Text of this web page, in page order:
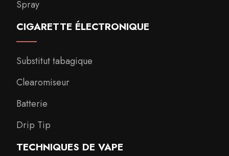
Spray
CIGARETTE ÉLECTRONIQUE
Substitut tabagique
Clearomiseur
Batterie
Drip Tip
TECHNIQUES DE VAPE